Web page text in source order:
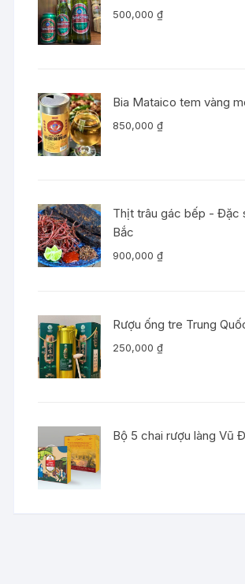
500,000₫
Bia Mataico tem vàng
850,000₫
Thịt trâu gác bếp - Đặc
Bắc
900,000₫
Rượu ống tre Trung
250,000₫
Bộ 5 chai rượu làng Vũ